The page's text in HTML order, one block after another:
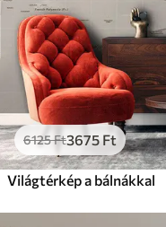
6125Ft3675 Ft
Világtérkép a bálnákkal